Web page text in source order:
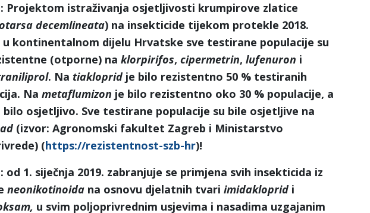
Projektom istraživanja osjetljivosti krumpirove zlatice
decemlineata) na insekticide tijekom protekle 2018.
u kontinentalnom dijelu Hrvatske sve testirane populacije su
(otporne) na klorpirifos, cipermetrin, lufenuron i
. Na tiakloprid je bilo rezistentno 50 % testiranih
Na metaflumizon je bilo rezistentno oko 30 % populacije, a
bilo osjetljivo. Sve testirane populacije su bile osjetljive na
(izvor: Agronomski fakultet Zagreb i Ministarstvo
(https://rezistentnost-szb-hr)!
od 1. siječnja 2019. zabranjuje se primjena svih insekticida iz
neonikotinoida na osnovu djelatnih tvari imidakloprid i
u svim poljoprivrednim usjevima i nasadima uzgajanim